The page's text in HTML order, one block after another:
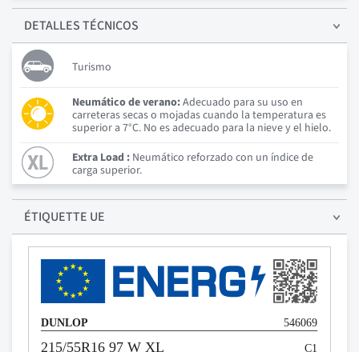
DETALLESTÉCNICOS
Turismo
Neumático de verano:Adecuado para su uso en
carreteras secas o mojadas cuando la temperatura es
superior a 7°C. No es adecuado para la nieve y el hielo.
Extra Load : Neumático reforzado con un índice de
carga superior.
ÉTIQUETTE UE